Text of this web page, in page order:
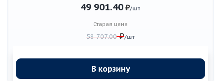
49 901.40 ₽/шт
Старая цена
58 707.00₽/шт
В корзину